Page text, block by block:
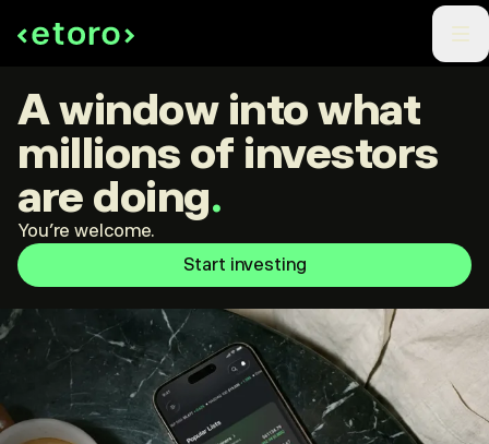
A window into what
millions of investors
are doing.
You're welcome.
Start investing